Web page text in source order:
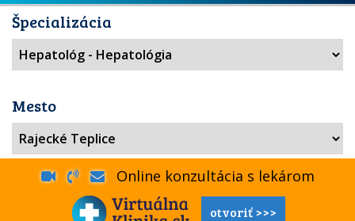
Špecializácia
Mesto
Online konzultácia s lekárom
otvoriť >>>